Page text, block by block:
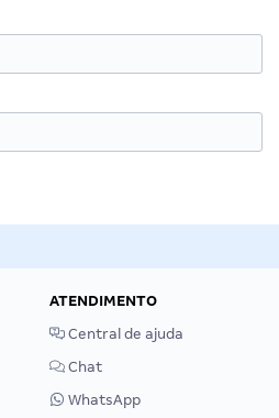
ATENDIMENTO
Central de ajuda
Chat
WhatsApp